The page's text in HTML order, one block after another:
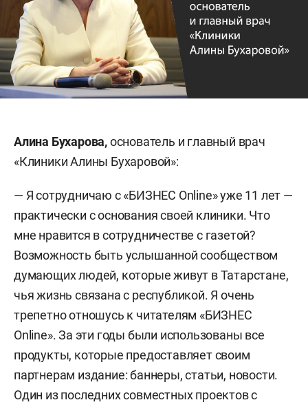
Алина Бухарова,основатель и главный врач
«Клиники Алины Бухаровой»:
— Я сотрудничаю с «БИЗНЕС Online» уже 11 лет —
практически с основания своей клиники. Что
мне нравится в сотрудничестве с газетой?
Возможность быть услышанной сообществом
думающих людей, которые живут в Татарстане,
чья жизнь связана с республикой. Я очень
трепетно отношусь к читателям «БИЗНЕС
Online». За эти годы были использованы все
продукты, которые предоставляет своим
партнерам издание: баннеры, статьи, новости.
Один из последних совместных проектов с